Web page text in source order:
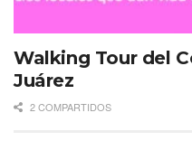
Walking Tour del
Juárez
2 COMPARTIDOS